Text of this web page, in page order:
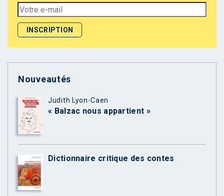
Nouveautés
Judith Lyon-Caen
« Balzac nous appartient »
Dictionnaire critique des contes